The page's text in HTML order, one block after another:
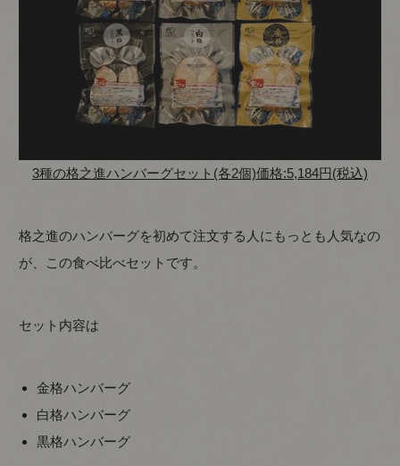
3種の格之進ハンバーグセット(各2個)価格:5,184円(税込)
格之進のハンバーグを初めて注文する人にもっとも人気なの
が、この食べ比べセットです。
セット内容は
金格ハンバーグ
白格ハンバーグ
黒格ハンバーグ